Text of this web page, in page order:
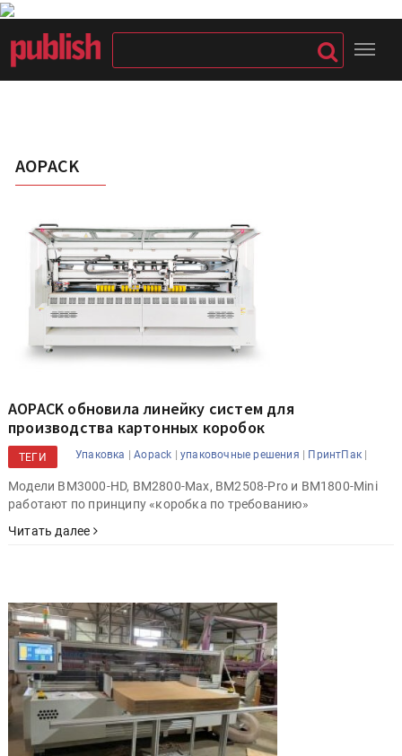
AOPACK
AOPACK обновила линейку систем для
производства картонных коробок
ТЕГИ Упаковка |Aopack |упаковочные решения | ПринтПак |
Модели BM3000-HD, BM2800-Max, BM2508-Pro и BM1800-Mini
работают по принципу «коробка по требованию»
Читать далее